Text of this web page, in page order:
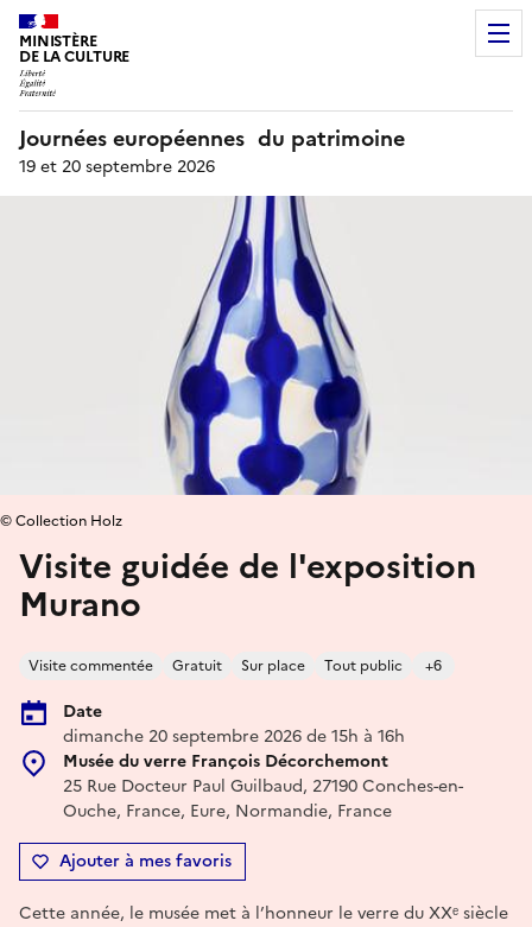
MINISTÈRE
DE LA CULTURE
Journées européennes du patrimoine
19 et 20 septembre 2026
Visite guidée de l'exposition
Murano
Visite commentée Gratuit Sur place Tout public +6
Date
dimanche 20 septembre 2026 de 15h à 16h
Musée du verre François Décorchemont
25 Rue Docteur Paul Guilbaud, 27190 Conches-en-
Ouche, France, Eure, Normandie, France
Ajouter à mes favoris
© Collection Holz
Cette année, le musée met à l’honneur le verre du XXᵉ siècle